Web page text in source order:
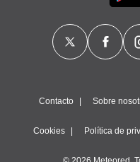
Contacto Sobre
Cookies Política de